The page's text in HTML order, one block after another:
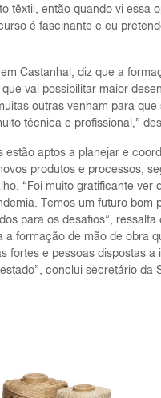
têxtil, então quando vi essa
é fascinante e eu
Castanhal, diz que a
vai possibilitar maior
outras venham para
técnica e profissional,”
aptos a planejar e
produtos e processos,
“Foi muito gratificante
Temos um futuro
para os desafios”, ressalta
formação de mão de obra
fortes e pessoas dispostas
conclui secretário da